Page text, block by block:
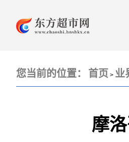
您当前的位置： 首页 > 业
摩